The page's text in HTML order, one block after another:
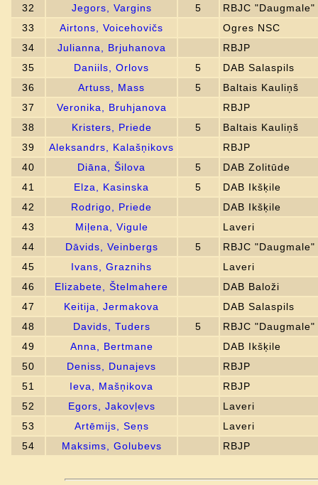
32
Jegors, Vargins 5
RBJC "Daugmale"
33
Airtons, Voicehovičs
Ogres NSC
34
Julianna, Brjuhanova
RBJP
35
Daniils, Orlovs 5
DAB Salaspils
36
Artuss, Mass 5
Baltais Kauliņš
37
Veronika, Bruhjanova
RBJP
38
Kristers, Priede 5
Baltais Kauliņš
39
Aleksandrs, Kalašņikovs
RBJP
40
Diāna, Šilova 5
DAB Zolitūde
41
Elza, Kasinska 5
DAB Ikšķile
42
Rodrigo, Priede
DAB Ikšķile
43
Miļena, Vigule
Laveri
44
Dāvids, Veinbergs 5
RBJC "Daugmale"
45
Ivans, Graznihs
Laveri
46
Elizabete, Štelmahere
DAB Baloži
47
Keitija, Jermakova
DAB Salaspils
48
Davids, Tuders 5
RBJC "Daugmale"
49
Anna, Bertmane
DAB Ikšķile
50
Deniss, Dunajevs
RBJP
51
Ieva, Mašņikova
RBJP
52
Egors, Jakovļevs
Laveri
53
Artēmijs, Seņs
Laveri
54
Maksims, Golubevs RBJP